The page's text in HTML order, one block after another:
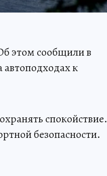
этом сообщили в
к
спокойствие.
безопасности.